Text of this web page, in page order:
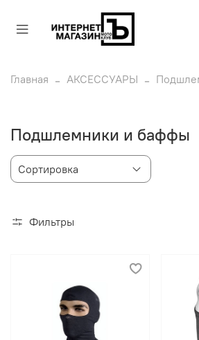
Главная АКСЕССУАРЫ
Подшлемники и баффы
Фильтры